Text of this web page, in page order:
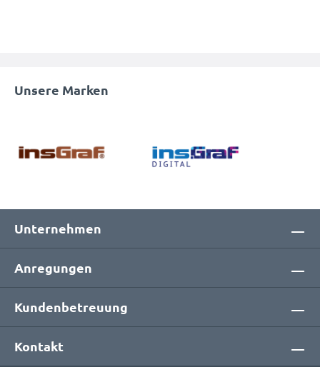
Unsere Marken
Unternehmen
Anregungen
Kundenbetreuung
Kontakt